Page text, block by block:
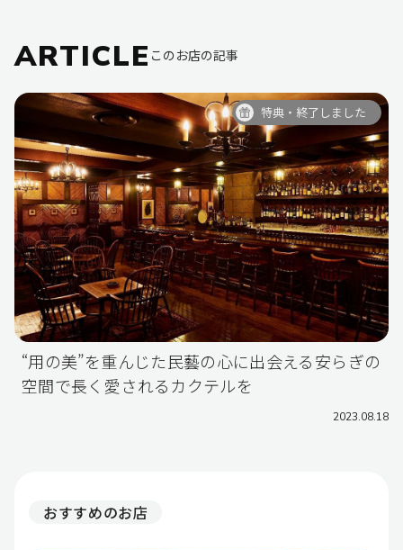
ARTICLE このお店の記事
特典・終了しました
“用の美”を重んじた民藝の心に出会える安らぎの
空間で長く愛されるカクテルを
2023.08.18
おすすめのお店